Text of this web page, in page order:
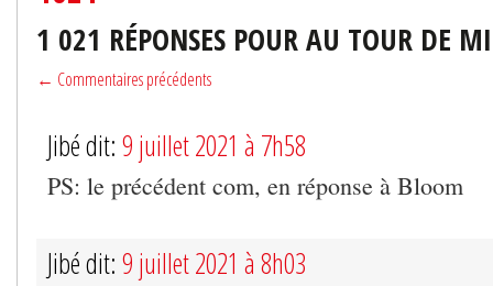
1 021 RÉPONSES POUR AU TOUR DE
← Commentaires précédents
Jibé dit: 9 juillet 2021 à 7h58
PS: le précédent com, en réponse à Bloom
Jibé dit: 9 juillet 2021 à 8h03